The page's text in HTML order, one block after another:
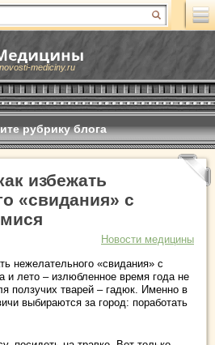
mediciny.ru
рубрику блога
избежать
«свидания» с
Новости медицины
нежелательного «свидания» с
лето – излюбленное время года не
ползучих тварей – гадюк. Именно в
выбираются за город: поработать